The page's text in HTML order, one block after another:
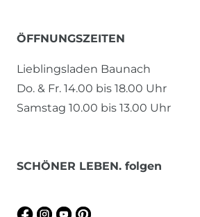
ÖFFNUNGSZEITEN
Lieblingsladen Baunach
Do. & Fr. 14.00 bis 18.00 Uhr
Samstag 10.00 bis 13.00 Uhr
SCHÖNER LEBEN. folgen